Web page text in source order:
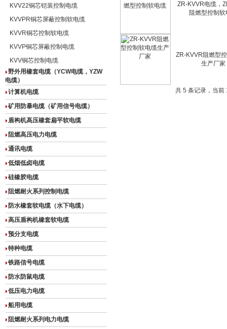
KVV22铜芯铠装控制电缆
KVVPR铜芯屏蔽控制软电缆
KVVR铜芯控制软电缆
KVVP铜芯屏蔽控制电缆
KVV铜芯控制电缆
野外用橡套电缆（YCW电缆，YZW
电缆）
计算机电缆
矿用防暴电缆（矿用信号电缆）
盾构机高压橡套扁平软电缆
阻燃高压电力电缆
通讯电缆
低烟低卤电缆
硅橡胶电缆
阻燃耐火系列控制电缆
防水橡套软电缆（水下电缆）
高压盾构机橡套软电缆
预分支电缆
特种电缆
铁路信号电缆
防水防鼠电缆
低压电力电缆
船用电缆
阻燃耐火系列电力电缆
ZR-KVVR电缆，
阻燃型控制
ZR-KVVR阻燃型
生产厂家
共 5 条记录，当